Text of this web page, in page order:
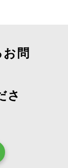
問
さ